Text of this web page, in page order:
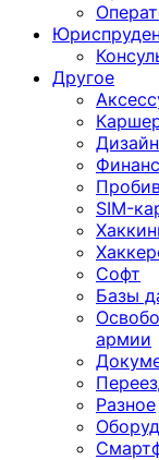
Другoе
SIM-
Софт
Базы
армии
Разное